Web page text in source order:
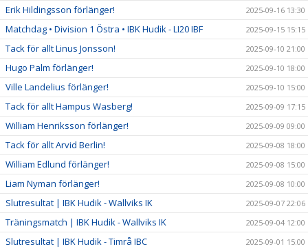
Erik Hildingsson förlänger! 2025-09-16 13:30
Matchdag • Division 1 Östra • IBK Hudik - LI20 IBF 2025-09-15 15:15
Tack för allt Linus Jonsson! 2025-09-10 21:00
Hugo Palm förlänger! 2025-09-10 18:00
Ville Landelius förlänger! 2025-09-10 15:00
Tack för allt Hampus Wasberg! 2025-09-09 17:15
William Henriksson förlänger! 2025-09-09 09:00
Tack för allt Arvid Berlin! 2025-09-08 18:00
William Edlund förlänger! 2025-09-08 15:00
Liam Nyman förlänger! 2025-09-08 10:00
Slutresultat | IBK Hudik - Wallviks IK 2025-09-07 22:06
Träningsmatch | IBK Hudik - Wallviks IK 2025-09-04 12:00
Slutresultat | IBK Hudik - Timrå IBC 2025-09-01 15:00